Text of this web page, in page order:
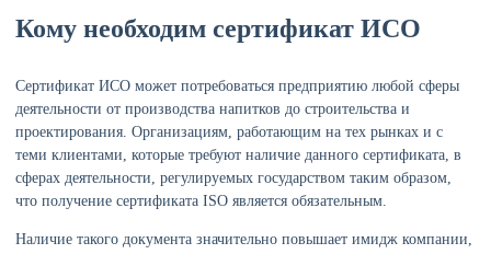
Кому необходим сертификат ИСО
Сертификат ИСО может потребоваться предприятию любой сферы
деятельности от производства напитков до строительства и
проектирования. Организациям, работающим на тех рынках и с
теми клиентами, которые требуют наличие данного сертификата, в
сферах деятельности, регулируемых государством таким образом,
что получение сертификата ISO является обязательным.
Наличие такого документа значительно повышает имидж компании,